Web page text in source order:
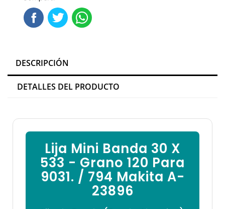
DESCRIPCIÓN
DETALLES DEL PRODUCTO
Lija Mini Banda 30 X
533 - Grano 120 Para
9031. / 794 Makita A-
23896